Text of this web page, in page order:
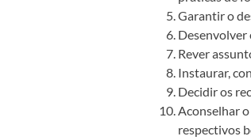
Garantir o
Desenvolver
Rever
Instaurar,
Decidir os
Aconselhar
respectivos